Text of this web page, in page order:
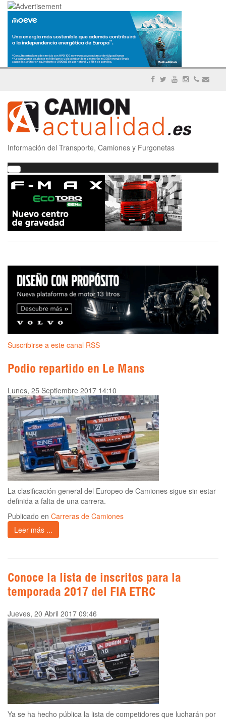
Información del Transporte, Camiones y Furgonetas
Suscribirse a este canal RSS
Podio repartido en Le Mans
Lunes, 25 Septiembre 2017 14:10
La clasificación general del Europeo de Camiones sigue sin estar
definida a falta de una carrera.
Publicado en Carreras de Camiones
Leer más ...
Conoce la lista de inscritos para la
temporada 2017 del FIA ETRC
Jueves, 20 Abril 2017 09:46
Ya se ha hecho pública la lista de competidores que lucharán por